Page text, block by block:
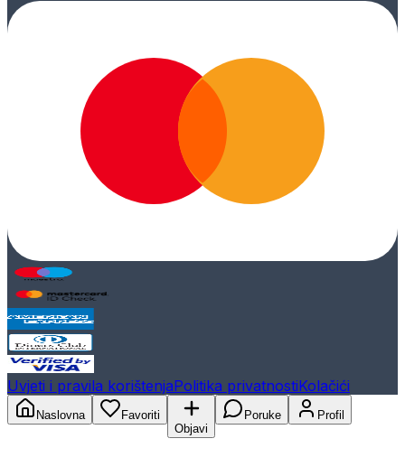
Uvjeti i pravila korištenjaPolitika privatnostiKolačići
Naslovna
Favoriti
Objavi
Poruke Profil